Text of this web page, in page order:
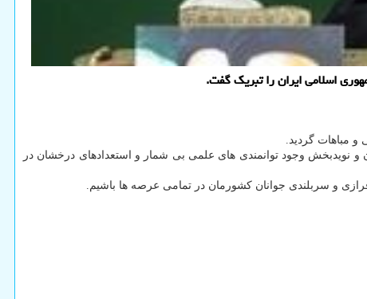
اسلامی ایران را تبریک گفت.
نویدبخش وجود توانمندی های علمی بی شمار و استعدادهای درخشان در
و سربلندی جوانان کشورمان در تمامی عرصه ها باشیم.